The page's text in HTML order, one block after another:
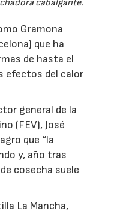
cabalgante.
Gramona
que ha
de hasta el
efectos del calor
general de la
(FEV), José
que “la
y, año tras
cosecha suele
La Mancha,